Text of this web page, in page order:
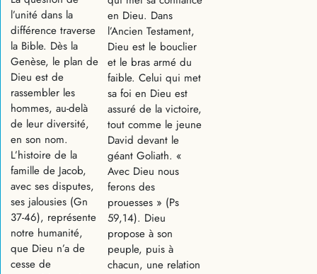
l’unité dans la
différence traverse
la Bible. Dès la
Genèse, le plan de
Dieu est de
rassembler les
hommes, au-delà
de leur diversité,
en son nom.
L’histoire de la
famille de Jacob,
avec ses disputes,
ses jalousies (Gn
37-46), représente
notre humanité,
que Dieu n’a de
cesse de
en Dieu. Dans
l’Ancien Testament,
Dieu est le bouclier
et le bras armé du
faible. Celui qui met
sa foi en Dieu est
assuré de la victoire,
tout comme le jeune
David devant le
géant Goliath. «
Avec Dieu nous
ferons des
prouesses » (Ps
59,14). Dieu
propose à son
peuple, puis à
chacun, une relation